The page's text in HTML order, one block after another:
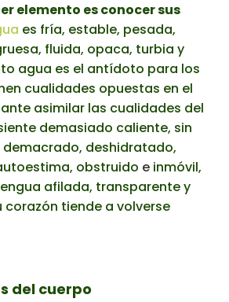
elemento es conocer sus
es fría, estable, pesada,
fluida, opaca, turbia y
agua es el antídoto para los
cualidades opuestas en el
asimilar las cualidades del
demasiado caliente, sin
demacrado, deshidratado,
obstruido e inmóvil,
afilada, transparente y
corazón tiende a volverse
del cuerpo